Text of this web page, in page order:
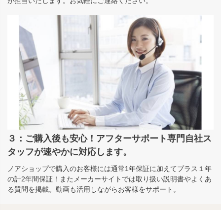
３：ご購入後も安心！アフターサポート専門自社ス
タッフが速やかに対応します。
ノアショップで購入のお客様には通常1年保証に加えてプラス１年
の計2年間保証！またメーカーサイトでは取り扱い説明書やよくあ
る質問を掲載。動画も活用しながらお客様をサポート。